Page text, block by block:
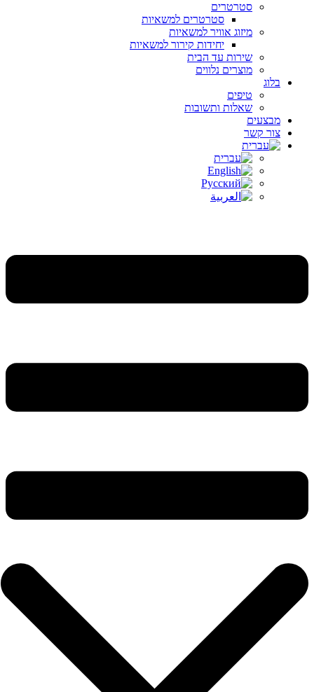
סטרטרים
סטרטרים למשאיות
מיזוג אוויר למשאיות
יחידות קירור למשאיות
שירות עד הבית
מוצרים נלווים
בלוג
טיפים
שאלות ותשובות
מבצעים
צור קשר